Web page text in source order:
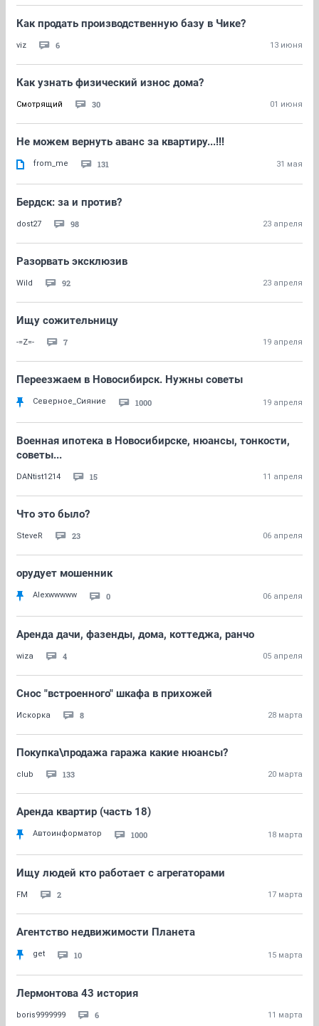
Как продать производственную базу в Чике?
viz 6 13 июня
Как узнать физический износ дома?
Смотрящий 30 01 июня
Не можем вернуть аванс за квартиру...!!!
from_me 131 31 мая
Бердск: за и против?
dost27 98 23 апреля
Разорвать эксклюзив
Wild 92 23 апреля
Ищу сожительницу
-=Z=- 7 19 апреля
Переезжаем в Новосибирск. Нужны советы
Северное_Сияние 1000 19 апреля
Военная ипотека в Новосибирске, нюансы, тонкости,
советы...
DANtist1214 15 11 апреля
Что это было?
SteveR 23 06 апреля
орудует мошенник
Alexwwwww 0 06 апреля
Аренда дачи, фазенды, дома, коттеджа, ранчо
wiza 4 05 апреля
Снос "встроенного" шкафа в прихожей
Искорка 8 28 марта
Покупка\продажа гаража какие нюансы?
club 133 20 марта
Аренда квартир (часть 18)
Автоинформатор 1000 18 марта
Ищу людей кто работает с агрегаторами
FM 2 17 марта
Агентство недвижимости Планета
get 10 15 марта
Лермонтова 43 история
boris9999999 6 11 марта